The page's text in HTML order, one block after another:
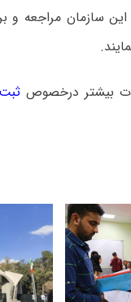
این سازمان مراجعه و
بیشتر درخصوص